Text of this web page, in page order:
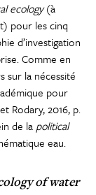
ecology(à
pour les cinq
d’investigation
Comme en
sur la nécessité
pour
Rodary, 2016, p.
de la political
eau.
of water